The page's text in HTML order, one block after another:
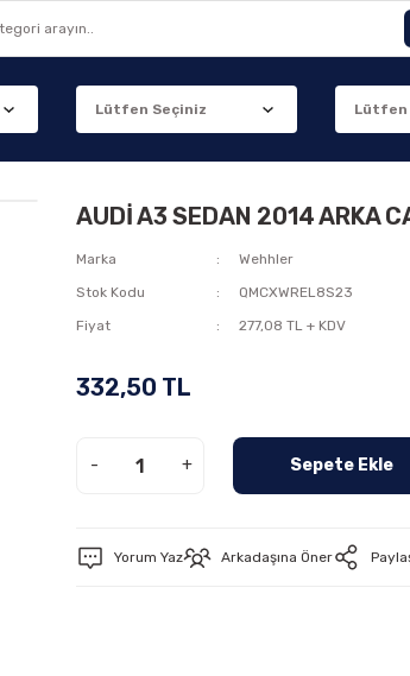
AUDİ A3 SEDAN 2014 ARKA
Marka
Wehhler
Stok Kodu
QMCXWREL8S23
Fiyat
277,08 TL + KDV
332,50 TL
- + Sepete Ekle
Yorum Yaz Arkadaşına Öner